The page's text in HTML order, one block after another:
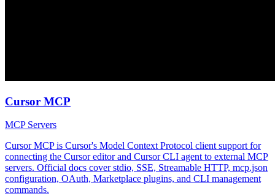
Cursor MCP
MCP Servers
Cursor MCP is Cursor's Model Context Protocol client support for
connecting the Cursor editor and Cursor CLI agent to external MCP
servers. Official docs cover stdio, SSE, Streamable HTTP, mcp.json
configuration, OAuth, Marketplace plugins, and CLI management
commands.